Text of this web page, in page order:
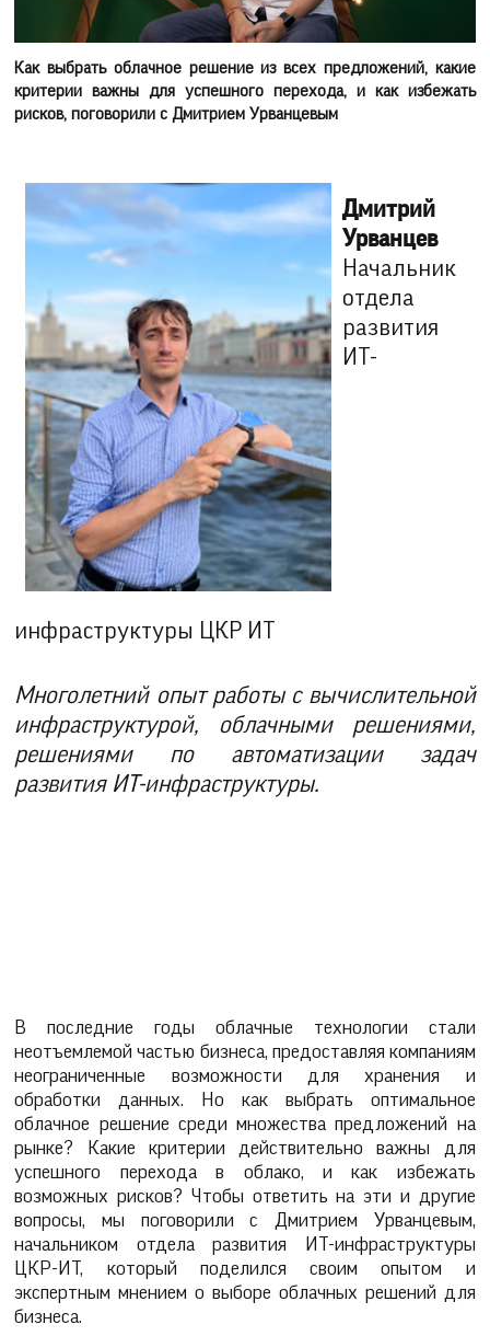
Как выбрать облачное решение из всех предложений, какие
критерии важны для успешного перехода, и как избежать
рисков, поговорили с Дмитрием Урванцевым
Дмитрий
Урванцев
Начальник
отдела
развития
ИТ-
инфраструктуры ЦКР ИТ
Многолетний опыт работы с вычислительной
инфраструктурой, облачными решениями,
решениями по автоматизации задач
развития ИТ-инфраструктуры.​
В последние годы облачные технологии стали
неотъемлемой частью бизнеса, предоставляя компаниям
неограниченные возможности для хранения и
обработки данных. Но как выбрать оптимальное
облачное решение среди множества предложений на
рынке? Какие критерии действительно важны для
успешного перехода в облако, и как избежать
возможных рисков? Чтобы ответить на эти и другие
вопросы, мы поговорили с Дмитрием Урванцевым,
начальником отдела развития ИТ-инфраструктуры
ЦКР-ИТ, который поделился своим опытом и
экспертным мнением о выборе облачных решений для
бизнеса.